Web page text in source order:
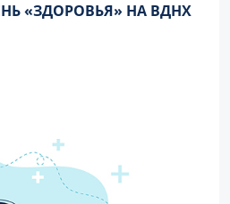
«ЗДОРОВЬЯ» НА ВДНХ